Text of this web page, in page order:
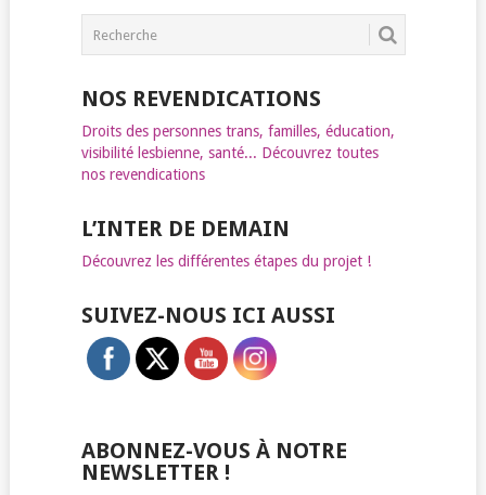
NOS REVENDICATIONS
Droits des personnes trans, familles, éducation,
visibilité lesbienne, santé... Découvrez toutes
nos revendications
L’INTER DE DEMAIN
Découvrez les différentes étapes du projet !
SUIVEZ-NOUS ICI AUSSI
ABONNEZ-VOUS À NOTRE
NEWSLETTER !